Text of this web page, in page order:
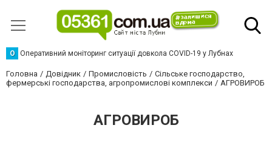
О Оперативний моніторинг ситуації довкола COVID-19 у Лубнах
Головна Довідник Промисловість
Сільське господарство,
фермерські господарства, агропромислові комплекси
АГРОВИРОБ
АГРОВИРОБ